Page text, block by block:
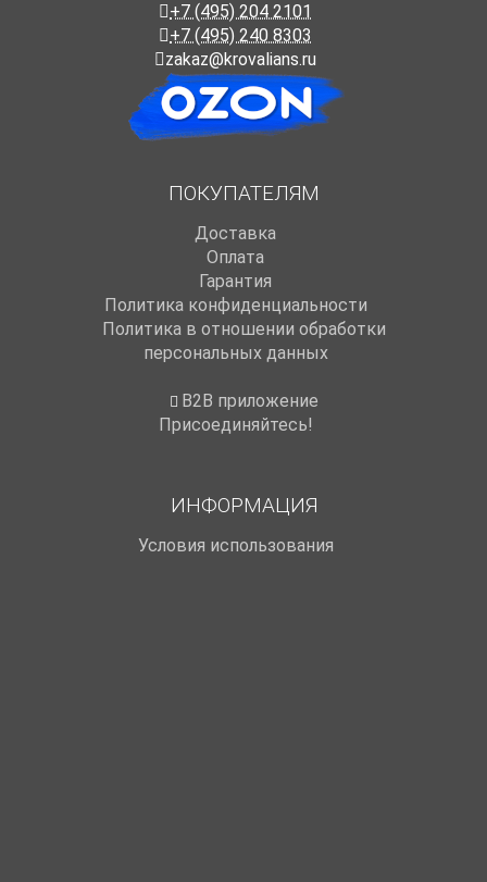
+7 (495) 204 2101
+7 (495) 240 8303
zakaz@krovalians.ru
ПОКУПАТЕЛЯМ
Доставка
Оплата
Гарантия
Политика конфиденциальности
Политика в отношении обработки
персональных данных
B2B приложение
Присоединяйтесь!
ИНФОРМАЦИЯ
Условия использования